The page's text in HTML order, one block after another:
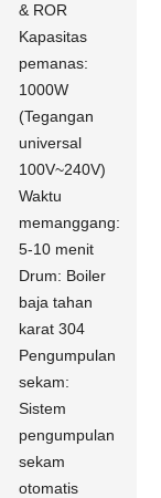
& ROR
Kapasitas
pemanas:
1000W
(Tegangan
universal
100V~240V)
Waktu
memanggang:
5-10 menit
Drum: Boiler
baja tahan
karat 304
Pengumpulan
sekam:
Sistem
pengumpulan
sekam
otomatis